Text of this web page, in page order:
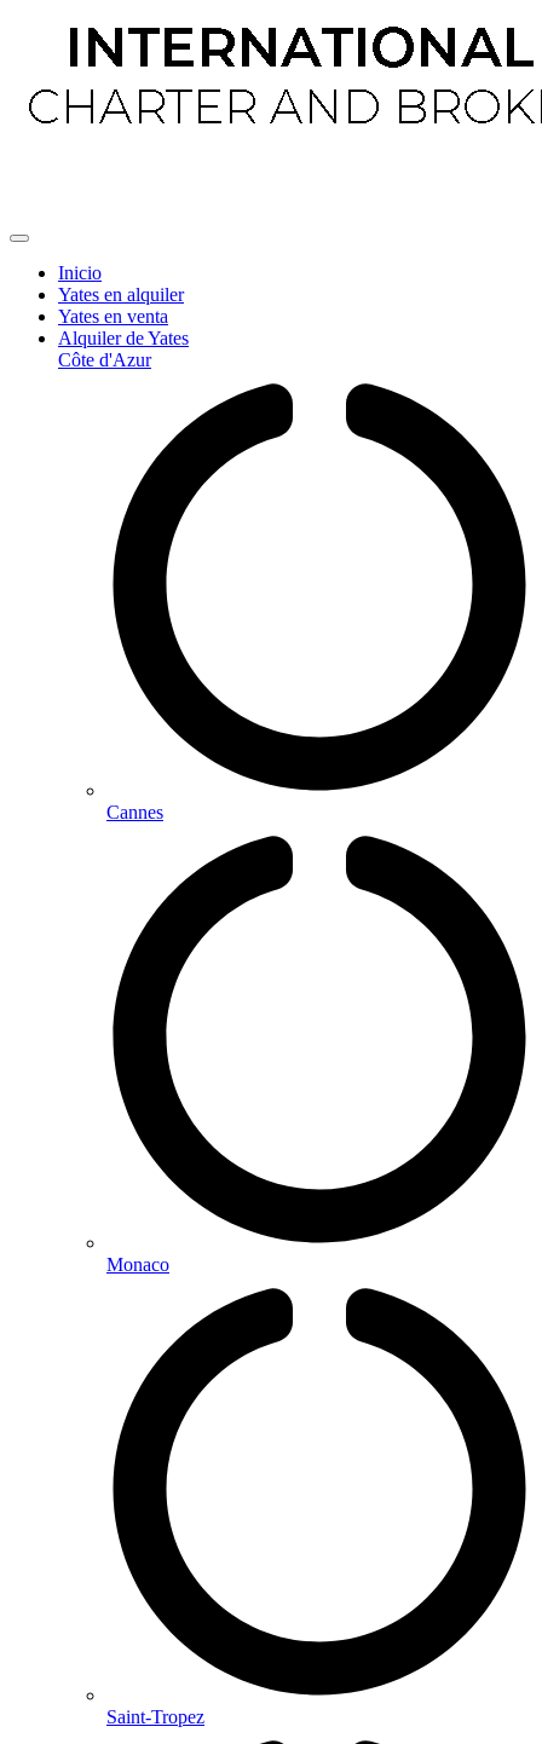
Inicio
Yates en alquiler
Yates en venta
Alquiler de Yates
Côte d'Azur
Cannes
Monaco
Saint-Tropez